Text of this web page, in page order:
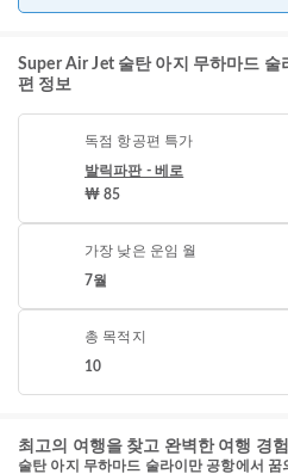
Super Air Jet 술탄 아지 무하마드
편 정보
독점 항공편 특가
발릭파판 - 베로
₩ 85
가장 낮은 운임 월
7월
총 목적지
10
최고의 여행을 찾고 완벽한 여행 경
술탄 아지 무하마드 술라이만 공항에서 꿈